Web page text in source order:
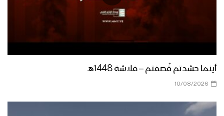
أينما حشدتم قُصفتم – فلاشة 1448هـ
10/08/2026